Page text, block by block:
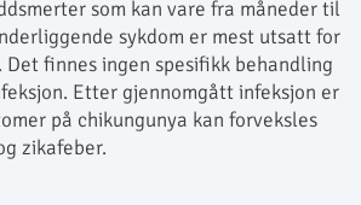
som kan vare fra måneder til
sykdom er mest utsatt for
finnes ingen spesifikk behandling
Etter gjennomgått infeksjon er
på chikungunya kan forveksles
zikafeber.